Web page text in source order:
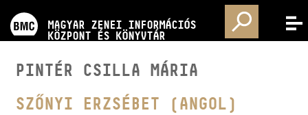
MAGYAR ZENEI INFORMÁCIÓS
KÖZPONT ÉS KÖNYVTÁR
MENÜ
KÉPZÉSEK
PINTÉR CSILLA MÁRIA
SZŐNYI ERZSÉBET (ANGOL)